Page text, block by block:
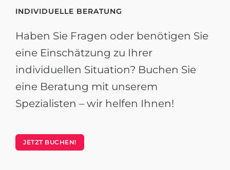
INDIVIDUELLE BERATUNG
Haben Sie Fragen oder benötigen Sie
eine Einschätzung zu Ihrer
individuellen Situation? Buchen Sie
eine Beratung mit unserem
Spezialisten – wir helfen Ihnen!
JETZT BUCHEN!